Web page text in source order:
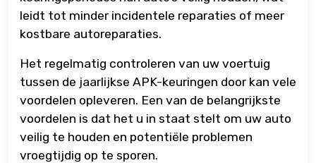
leidt tot minder incidentele reparaties of meer
kostbare autoreparaties.
Het regelmatig controleren van uw voertuig
tussen de jaarlijkse APK-keuringen door kan vele
voordelen opleveren. Een van de belangrijkste
voordelen is dat het u in staat stelt om uw auto
veilig te houden en potentiële problemen
vroegtijdig op te sporen.